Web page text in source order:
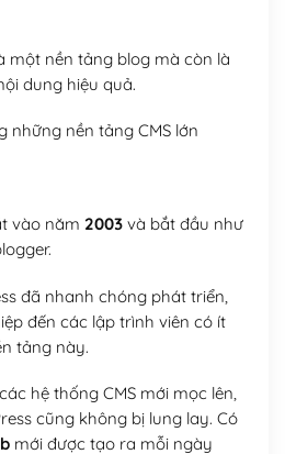
một nền tảng blog mà còn là
dung hiệu quả.
những nền tảng CMS lớn
vào năm 2003và bắt đầu như
đã nhanh chóng phát triển,
đến các lập trình viên có ít
tảng này.
hệ thống CMS mới mọc lên,
cũng không bị lung lay. Có
mới được tạo ra mỗi ngày